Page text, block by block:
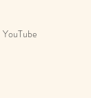
YouTube